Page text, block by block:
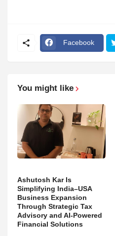
Facebook
You might like
Ashutosh Kar Is
Simplifying India–USA
Business Expansion
Through Strategic Tax
Advisory and AI-Powered
Financial Solutions